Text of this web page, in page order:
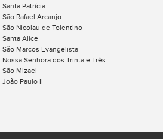
Santa Patrícia
São Rafael Arcanjo
São Nicolau de Tolentino
Santa Alice
São Marcos Evangelista
Nossa Senhora dos Trinta e Três
São Mizael
João Paulo II